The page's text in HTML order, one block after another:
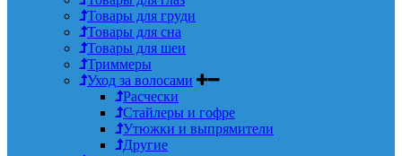
Товары для груди
Товары для сна
Товары для шеи
Триммеры
Уход за волосами
Расчески
Стайлеры и гофре
Утюжки и выпрямители
Другие